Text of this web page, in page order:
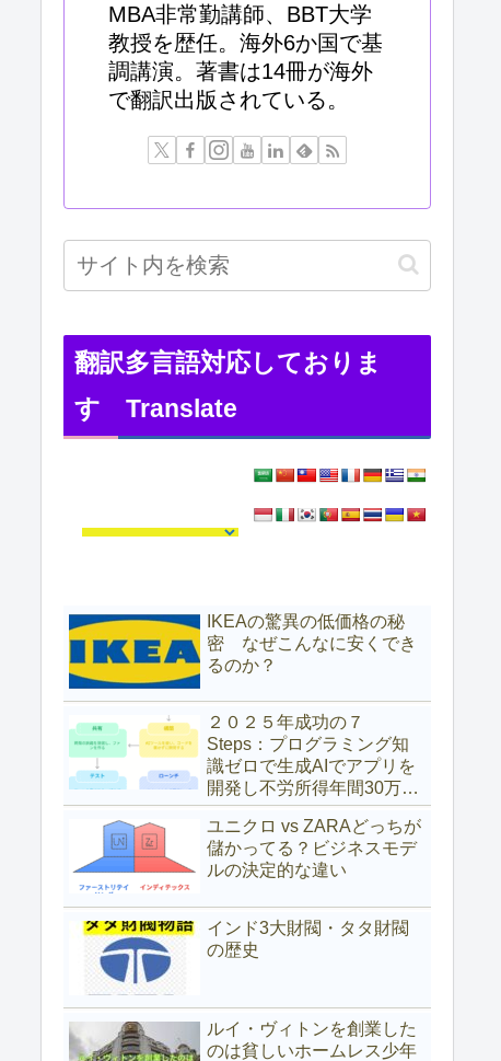
MBA非常勤講師、BBT大学
教授を歴任。海外6か国で基
調講演。著書は14冊が海外
で翻訳出版されている。
翻訳多言語対応しておりま
す Translate
IKEAの驚異の低価格の秘
密 なぜこんなに安くでき
るのか？
２０２５年成功の７
Steps：プログラミング知
識ゼロで生成AIでアプリを
開発し不労所得年間30万ド
ル（約4,700万円）を得た具
体的な方法
ユニクロ vs ZARAどっちが
儲かってる？ビジネスモデ
ルの決定的な違い
インド3大財閥・タタ財閥
の歴史
ルイ・ヴィトンを創業した
のは貧しいホームレス少年